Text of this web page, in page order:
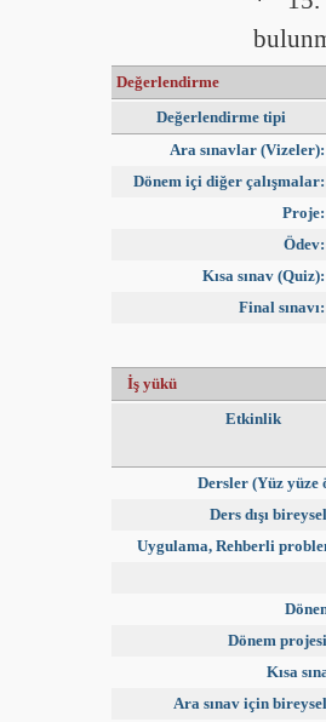
Değerlendirme
Değerlendirme tipi
Ara sınavlar (Vizeler):
Dönem içi diğer çalışmalar:
Proje:
Ödev:
Kısa sınav (Quiz):
Final sınavı:
İş yükü
Etkinlik
Dersler (Yüz yüze
Ders dışı
Uygulama, Rehberli
Dönem
Kısa
Ara sınav için